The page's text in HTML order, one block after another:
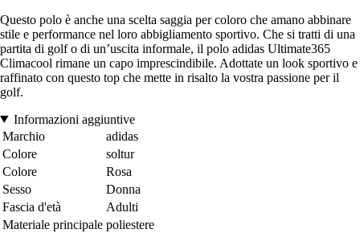
Questo polo è anche una scelta saggia per coloro che amano abbinare
stile e performance nel loro abbigliamento sportivo. Che si tratti di una
partita di golf o di un’uscita informale, il polo adidas Ultimate365
Climacool rimane un capo imprescindibile. Adottate un look sportivo e
raffinato con questo top che mette in risalto la vostra passione per il
golf.
Informazioni aggiuntive
Marchio
adidas
Colore
soltur
Colore
Rosa
Sesso
Donna
Fascia d'età
Adulti
Materiale principale poliestere